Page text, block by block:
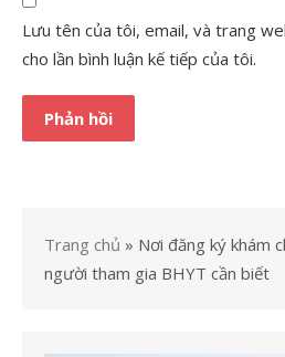
Lưu tên của tôi, email, và trang
cho lần bình luận kế tiếp của tôi.
Trang chủ » Nơi đăng ký khám
người tham gia BHYT cần biết